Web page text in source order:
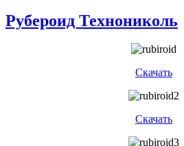
Рубероид Технониколь
Скачать
Скачать